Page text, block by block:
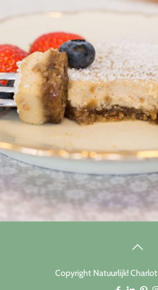
Copyright Natuurlijk!